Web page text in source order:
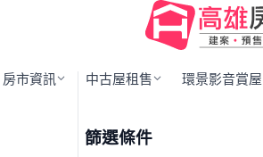
房市資訊 中古屋租售 環景影音賞屋
篩選條件